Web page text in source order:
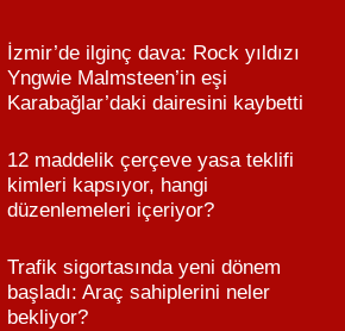
İzmir’de ilginç dava: Rock yıldızı
Yngwie Malmsteen’in eşi
Karabağlar’daki dairesini kaybetti
12 maddelik çerçeve yasa teklifi
kimleri kapsıyor, hangi
düzenlemeleri içeriyor?
Trafik sigortasında yeni dönem
başladı: Araç sahiplerini neler
bekliyor?